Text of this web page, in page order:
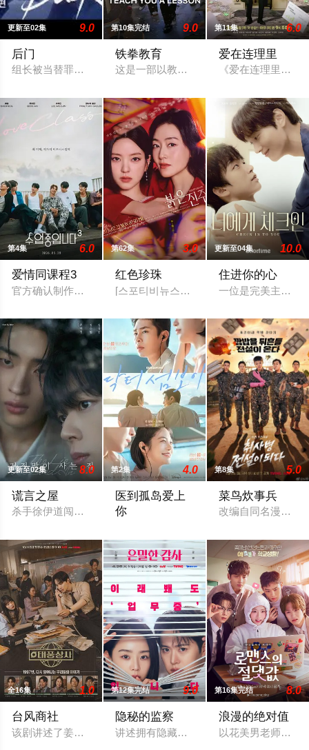
更新至02集 9.0
后门
组长被当替罪羊准备被公司开除，看似单纯新进职员原来是公
第10集完结 9.0
铁拳教育
这是一部以教权保护局为核心且具有宣
第11集 6.0
爱在连理里
《爱在连理里》是
第4集 6.0
爱情同课程3
官方确认制作第三季。
第62集 3.0
红色珍珠
[스포티비뉴스=강효진 기자] 배우 박진희
更新至04集 10.0
住进你的心
一位是完美主义、
更新至02集 8.0
谎言之屋
杀手徐伊道闯入许东华的家中，将其囚禁，并搜寻一部藏有市
第2集 4.0
医到孤岛爱上
你
第8集 5.0
菜鸟炊事兵
改编自同名漫画。
全16集 1.0
台风商社
该剧讲述了姜台风（李俊昊 饰）的成长故事，他是一名小企业
第12集完结 9.0
隐秘的监察
讲述拥有隐藏秘密的魅力监查室长朱仁雅
第16集完结 8.0
浪漫的绝对值
以花美男老师们为